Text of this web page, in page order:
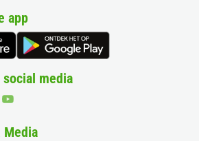
app
media
Media